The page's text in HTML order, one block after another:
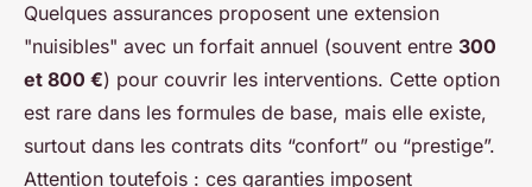
Quelques assurances proposent une extension
"nuisibles" avec un forfait annuel (souvent entre 300
et 800 €) pour couvrir les interventions. Cette option
est rare dans les formules de base, mais elle existe,
surtout dans les contrats dits “confort” ou “prestige”.
Attention toutefois : ces garanties imposent